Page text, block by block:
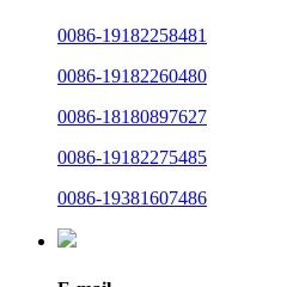
0086-19182258481
0086-19182260480
0086-18180897627
0086-19182275485
0086-19381607486